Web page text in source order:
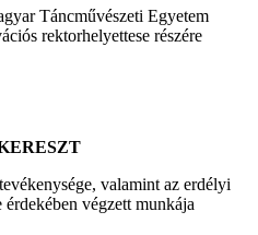
Táncművészeti Egyetem
rektorhelyettese részére
valamint az erdélyi
végzett munkája